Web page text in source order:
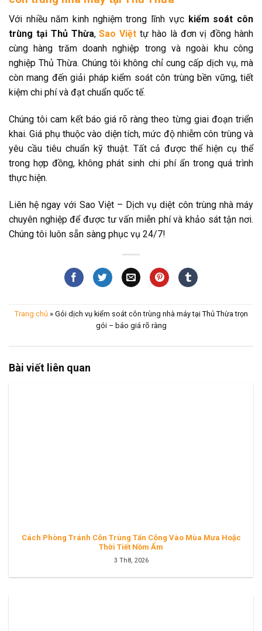
Với nhiều năm kinh nghiệm trong lĩnh vực kiểm soát côn
trùng tại Thủ Thừa,Sao Việt tự hào là đơn vị đồng hành
cùng hàng trăm doanh nghiệp trong và ngoài khu công
nghiệp Thủ Thừa. Chúng tôi không chỉ cung cấp dịch vụ, mà
còn mang đến giải pháp kiểm soát côn trùng bền vững, tiết
kiệm chi phí và đạt chuẩn quốc tế.
Chúng tôi cam kết báo giá rõ ràng theo từng giai đoạn triển
khai. Giá phụ thuộc vào diện tích, mức độ nhiễm côn trùng và
yêu cầu tiêu chuẩn kỹ thuật. Tất cả được thể hiện cụ thể
trong hợp đồng, không phát sinh chi phí ẩn trong quá trình
thực hiện.
Liên hệ ngay với Sao Việt – Dịch vụ diệt côn trùng nhà máy
chuyên nghiệp để được tư vấn miễn phí và khảo sát tận nơi.
Chúng tôi luôn sẵn sàng phục vụ 24/7!
Trang chủ» Gói dịch vụ kiểm soát côn trùng nhà máy tại Thủ Thừa trọn
gói – báo giá rõ ràng
Bài viết liên quan
Cách Phòng Tránh Côn Trùng Tấn Công Vào Mùa Mưa Hoặc
Thời Tiết Nồm Ẩm
3 Th8, 2026